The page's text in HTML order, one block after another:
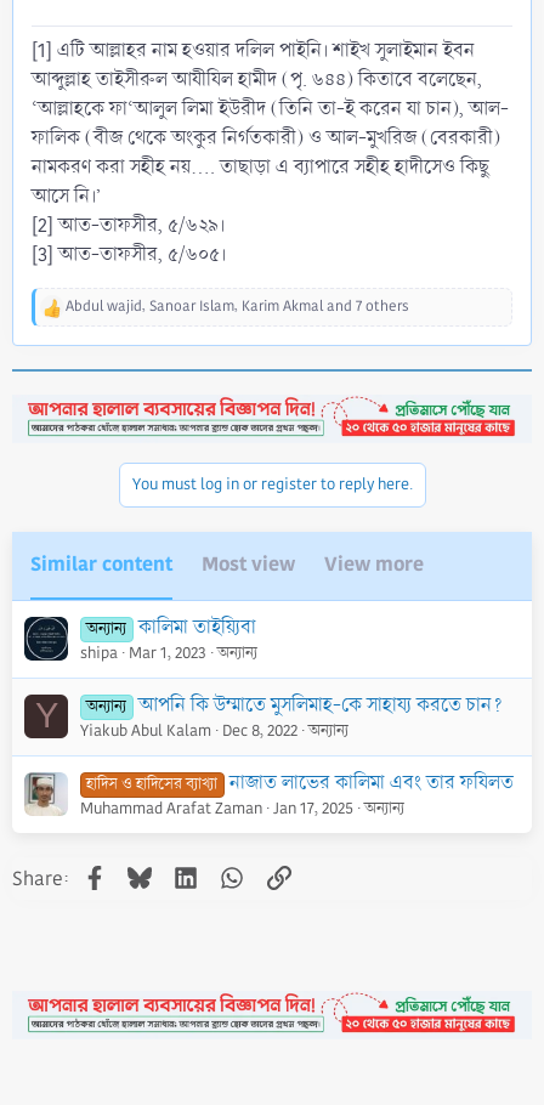
[1] এটি আল্লাহর নাম হওয়ার দলিল পাইনি। শাইখ সুলাইমান ইবন
আব্দুল্লাহ তাইসীরুল আযীযিল হামীদ (পৃ. ৬৪৪) কিতাবে বলেছেন,
‘আল্লাহকে ফা‘আলুল লিমা ইউরীদ (তিনি তা-ই করেন যা চান), আল-
ফালিক (বীজ থেকে অংকুর নির্গতকারী) ও আল-মুখরিজ (বেরকারী)
নামকরণ করা সহীহ নয়.... তাছাড়া এ ব্যাপারে সহীহ হাদীসেও কিছু
আসে নি।’
[2] আত-তাফসীর, ৫/৬২৯।
[3] আত-তাফসীর, ৫/৬০৫।
R
t
i
Abdul wajid, Sanoar Islam, Karim Akmaland 7 others
You must log in or register to reply here.
Similar content Most view View more
অন্যান্য কালিমা তাইয়্যিবা
shipa Mar 1, 2023 অন্যান্য
Y অন্যান্য আপনি কি উম্মাতে মুসলিমাহ-কে সাহায্য করতে চান?
Yiakub Abul Kalam Dec 8, 2022 অন্যান্য
হাদিস ও হাদিসের ব্যাখ্যা নাজাত লাভের কালিমা এবং তার ফযিলত
Muhammad Arafat Zaman Jan 17, 2025 অন্যান্য
Share: Facebook
BlueskyLinkedInWhatsApp
Link